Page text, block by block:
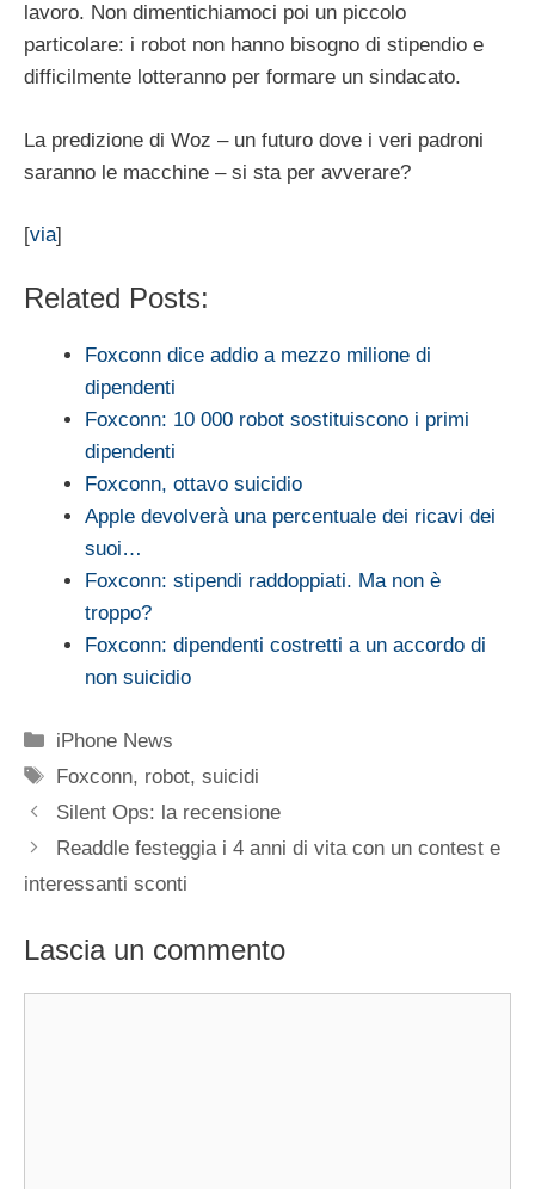
lavoro. Non dimentichiamoci poi un piccolo
particolare: i robot non hanno bisogno di stipendio e
difficilmente lotteranno per formare un sindacato.
La predizione di Woz – un futuro dove i veri padroni
saranno le macchine – si sta per avverare?
[via]
Related Posts:
Foxconn dice addio a mezzo milione di
dipendenti
Foxconn: 10 000 robot sostituiscono i primi
dipendenti
Foxconn, ottavo suicidio
Apple devolverà una percentuale dei ricavi dei
suoi…
Foxconn: stipendi raddoppiati. Ma non è
troppo?
Foxconn: dipendenti costretti a un accordo di
non suicidio
Categorie
iPhone News
Tag
Foxconn, robot,suicidi
Silent Ops: la recensione
Readdle festeggia i 4 anni di vita con un contest e
interessanti sconti
Lascia un commento